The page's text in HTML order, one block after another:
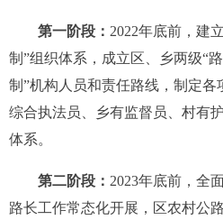
第一阶段： 2022年底前，建
制”组织体系，成立区、乡两级“
制”机构人员和责任路线，制定各
综合执法员、乡有监督员、村有
体系。
第二阶段： 2023年底前，全
路长工作常态化开展，区农村公